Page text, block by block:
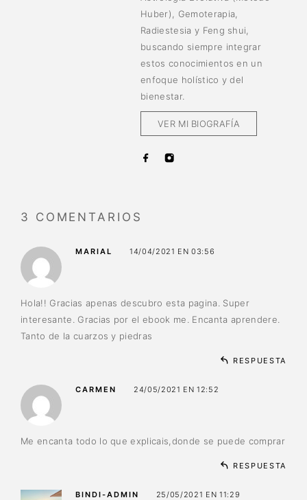
Huber), Gemoterapia,
Radiestesia y Feng shui,
buscando siempre integrar
estos conocimientos en un
enfoque holístico y del
bienestar.
VER MI BIOGRAFÍA
3 COMENTARIOS
MARIAL 14/04/2021 EN 03:56
Hola!! Gracias apenas descubro esta pagina. Super
interesante. Gracias por el ebook me. Encanta aprendere.
Tanto de la cuarzos y piedras
RESPUESTA
CARMEN 24/05/2021 EN 12:52
Me encanta todo lo que explicais,donde se puede comprar
RESPUESTA
BINDI-ADMIN 25/05/2021 EN 11:29